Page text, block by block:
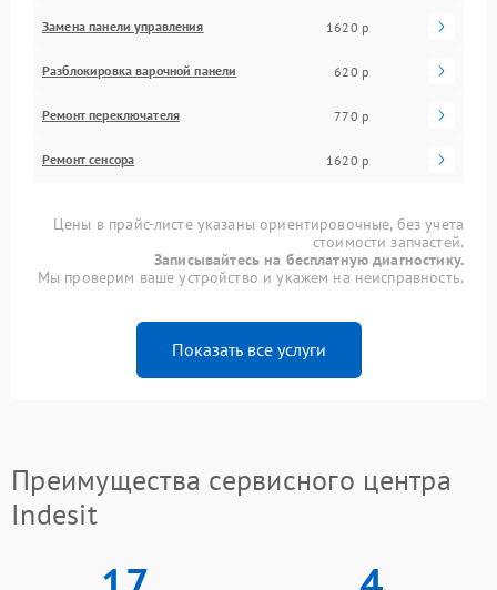
Замена панели управления 1620 р
Разблокировка варочной панели 620 р
Ремонт переключателя 770 р
Ремонт сенсора 1620 р
Цены в прайс-листе указаны ориентировочные, без учета
стоимости запчастей.
Записывайтесь на бесплатную диагностику.
Мы проверим ваше устройство и укажем на неисправность.
Показать все услуги
Преимущества сервисного центра
Indesit